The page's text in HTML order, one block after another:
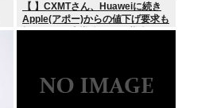
【 】CXMTさん、Huaweiに続き
Apple(アポー)からの値下げ要求も
拒否！！！半導体バボー継続